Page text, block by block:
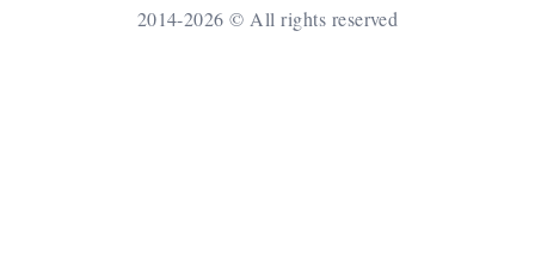
2014-2026 © All rights reserved